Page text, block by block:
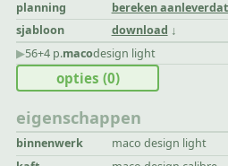
planning
bereken
sjabloon
download
▶︎56+4 p.macodesign light
eigenschappen
binnenwerk maco design light
opties (0)